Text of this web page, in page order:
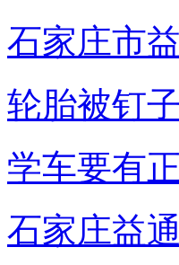
石家庄市
轮胎被钉
学车要有
石家庄益